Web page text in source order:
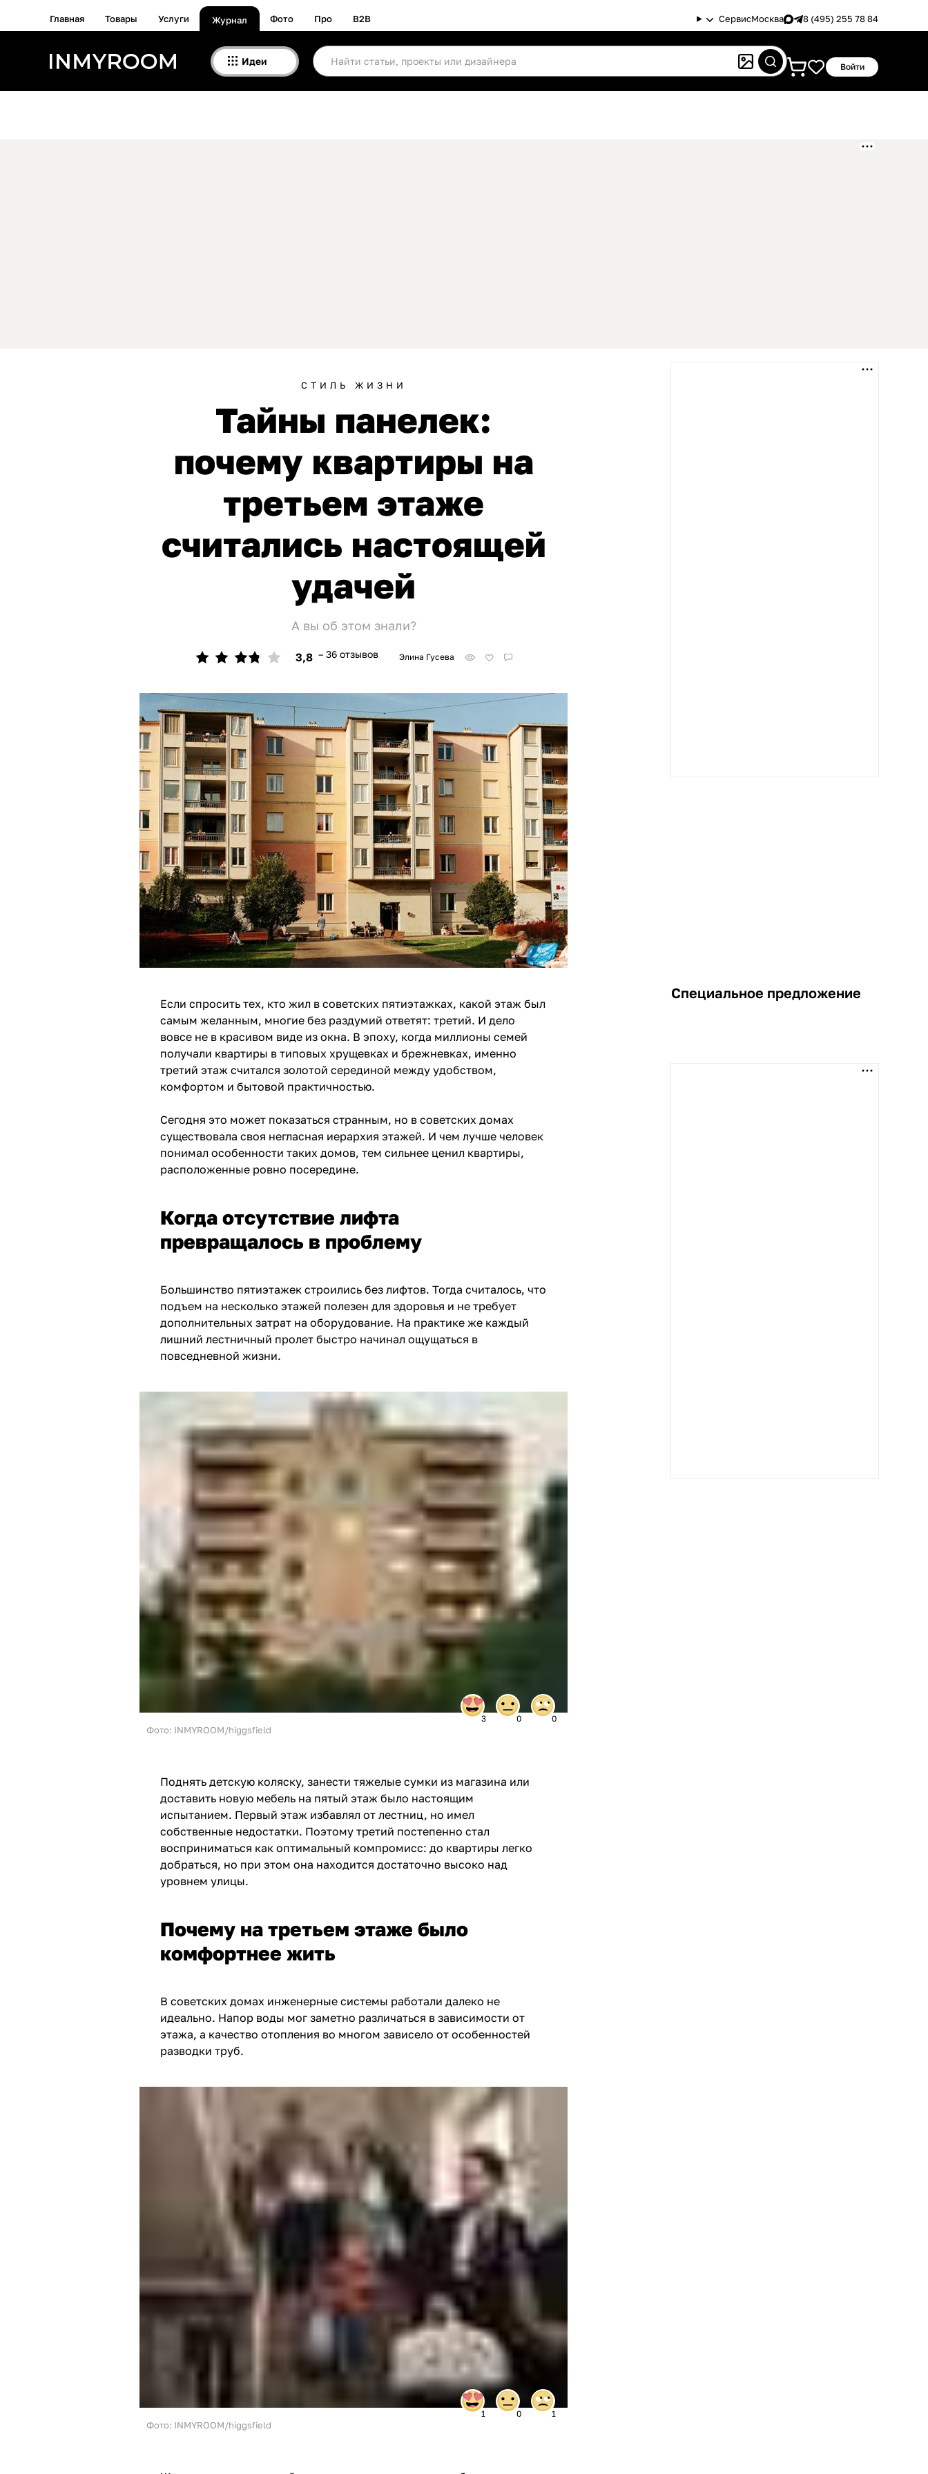
Главная Товары Услуги Журнал Фото Про B2B СервисМосква 8 (495) 255 78 84
Идеи Войти
Специальное предложение
СТИЛЬ ЖИЗНИ
Тайны панелек:
почему квартиры на
третьем этаже
считались настоящей
удачей
А вы об этом знали?
3,8 – 36 отзывов Элина Гусева
Если спросить тех, кто жил в советских пятиэтажках, какой этаж был
самым желанным, многие без раздумий ответят: третий. И дело
вовсе не в красивом виде из окна. В эпоху, когда миллионы семей
получали квартиры в типовых хрущевках и брежневках, именно
третий этаж считался золотой серединой между удобством,
комфортом и бытовой практичностью.
Сегодня это может показаться странным, но в советских домах
существовала своя негласная иерархия этажей. И чем лучше человек
понимал особенности таких домов, тем сильнее ценил квартиры,
расположенные ровно посередине.
Когда отсутствие лифта
превращалось в проблему
Большинство пятиэтажек строились без лифтов. Тогда считалось, что
подъем на несколько этажей полезен для здоровья и не требует
дополнительных затрат на оборудование. На практике же каждый
лишний лестничный пролет быстро начинал ощущаться в
повседневной жизни.
3 0 0
Фото: INMYROOM/higgsfield
Поднять детскую коляску, занести тяжелые сумки из магазина или
доставить новую мебель на пятый этаж было настоящим
испытанием. Первый этаж избавлял от лестниц, но имел
собственные недостатки. Поэтому третий постепенно стал
восприниматься как оптимальный компромисс: до квартиры легко
добраться, но при этом она находится достаточно высоко над
уровнем улицы.
Почему на третьем этаже было
комфортнее жить
В советских домах инженерные системы работали далеко не
идеально. Напор воды мог заметно различаться в зависимости от
этажа, а качество отопления во многом зависело от особенностей
разводки труб.
1 0 1
Фото: INMYROOM/higgsfield